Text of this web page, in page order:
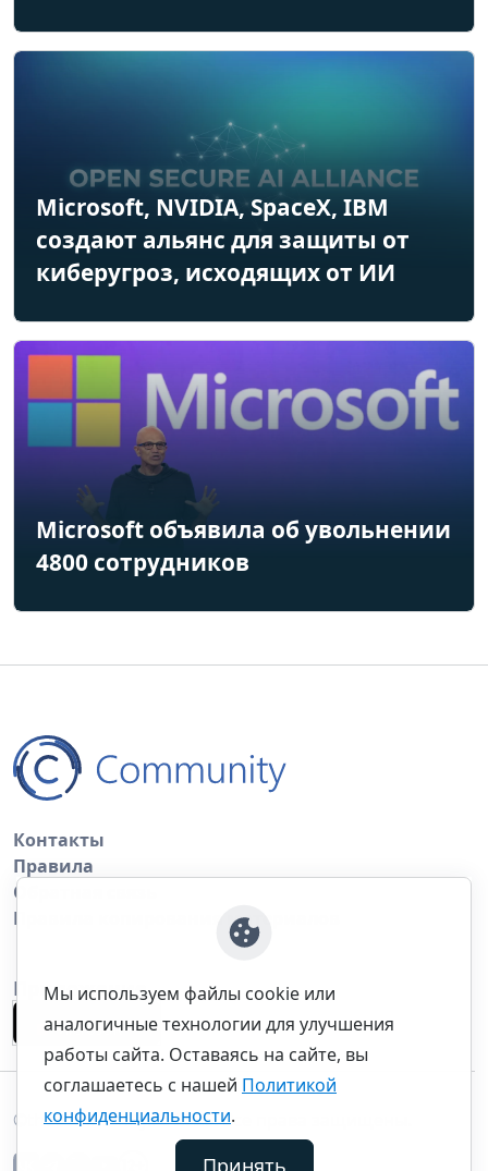
Microsoft, NVIDIA, SpaceX, IBM
создают альянс для защиты от
киберугроз, исходящих от ИИ
Microsoft объявила об увольнении
4800 сотрудников
Контакты
Правила
Обратная связь
Правила копирования материалов
Приложение
©thecommunity.ru 2026. Все права защищены.
Мы используем файлы cookie или
аналогичные технологии для улучшения
работы сайта. Оставаясь на сайте, вы
соглашаетесь с нашей Политикой
конфиденциальности.
Принять